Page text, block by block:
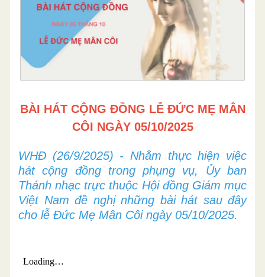
BÀI HÁT CỘNG ĐỒNG LỄ ĐỨC MẸ MÂN
CÔI NGÀY 05/10/2025
WHĐ (26/9/2025) - Nhằm thực hiện việc
hát cộng đồng trong phụng vụ, Ủy ban
Thánh nhạc trực thuộc Hội đồng Giám mục
Việt Nam đề nghị những bài hát sau đây
cho lễ Đức Mẹ Mân Côi ngày 05/10/2025.